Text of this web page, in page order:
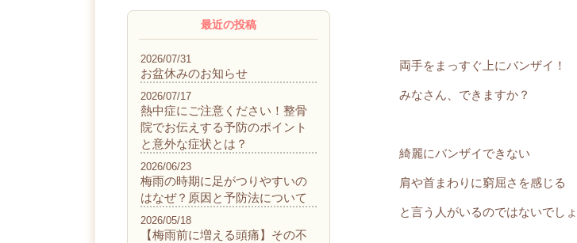
両手をまっすぐ上にバンザイ！
みなさん、できますか？
綺麗にバンザイできない
肩や首まわりに窮屈さを感じる
と言う人がいるのではないでしょ
最近の投稿
お盆休みのお知らせ
2026/07/31
熱中症にご注意ください！整骨
院でお伝えする予防のポイント
と意外な症状とは？
2026/07/17
梅雨の時期に足がつりやすいの
はなぜ？原因と予防法について
2026/06/23
【梅雨前に増える頭痛】その不
2026/05/18